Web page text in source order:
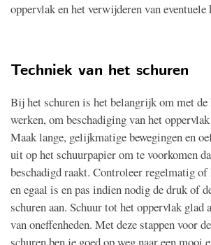
oppervlak en het verwijderen van eventuele
Techniek van het schuren
Bij het schuren is het belangrijk om met de
werken, om beschadiging van het
Maak lange, gelijkmatige bewegingen en
uit op het schuurpapier om te voorkomen
beschadigd raakt. Controleer regelmatig
en egaal is en pas indien nodig de druk of
schuren aan. Schuur tot het oppervlak glad
van oneffenheden. Met deze stappen voor